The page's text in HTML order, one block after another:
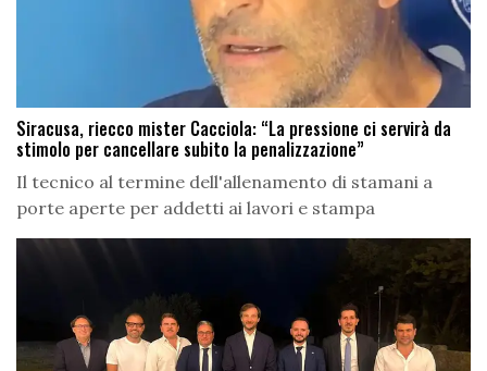
Siracusa, riecco mister Cacciola: “La pressione ci servirà da
stimolo per cancellare subito la penalizzazione”
Il tecnico al termine dell'allenamento di stamani a
porte aperte per addetti ai lavori e stampa